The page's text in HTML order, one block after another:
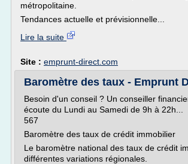
métropolitaine.
Tendances actuelle et prévisionnelle...
Lire la suite
Site : emprunt-direct.com
Baromètre des taux - Emprunt
Besoin d'un conseil ? Un conseiller
écoute du Lundi au Samedi de 9h à
567
Baromètre des taux de crédit immobilier
Le baromètre national des taux de crédit
différentes variations régionales.